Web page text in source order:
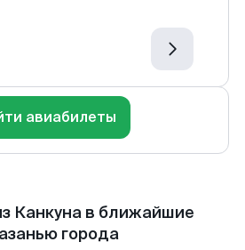
авиабилеты
Канкуна в ближайшие
города